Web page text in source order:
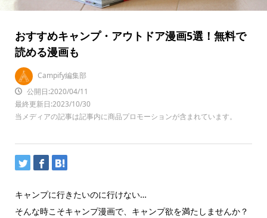
おすすめキャンプ・アウトドア漫画5選！無料で
読める漫画も
Campify編集部
公開日:2020/04/11
最終更新日:2023/10/30
当メディアの記事は記事内に商品プロモーションが含まれています。
キャンプに行きたいのに行けない…
そんな時こそキャンプ漫画で、キャンプ欲を満たしませんか？